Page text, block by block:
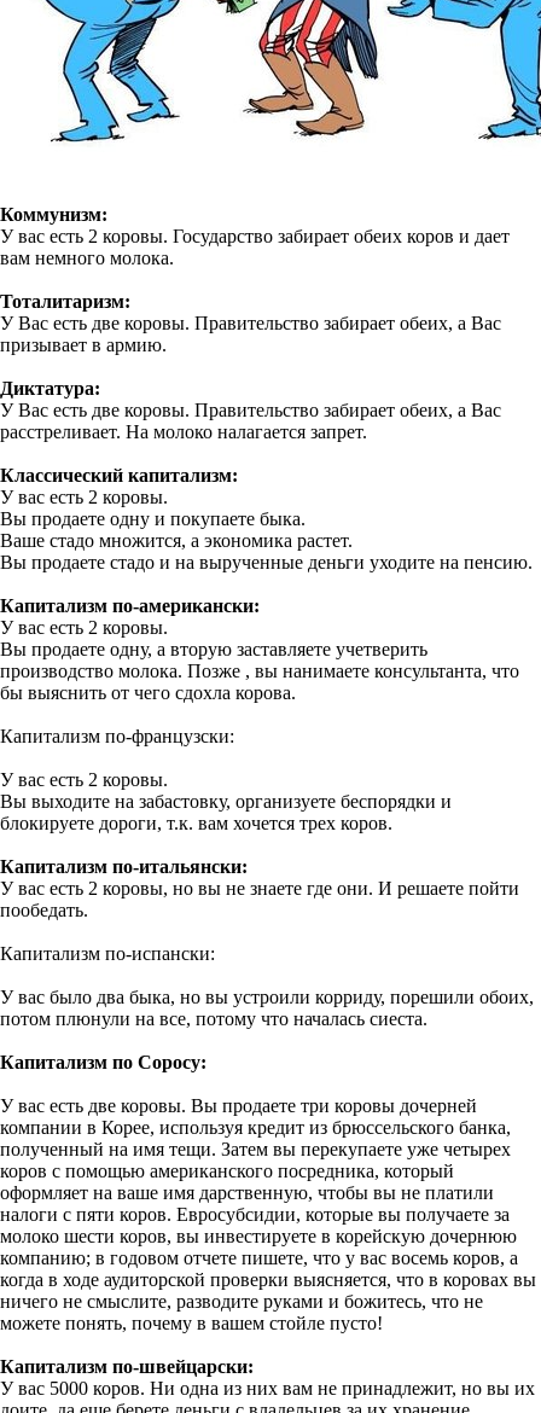
Коммунизм:
У вас есть 2 коровы. Государство забирает обеих коров и дает
вам немного молока.
Тоталитаризм:
У Вас есть две коровы. Правительство забирает обеих, а Вас
призывает в армию.
Диктатура:
У Вас есть две коровы. Правительство забирает обеих, а Вас
расстреливает. На молоко налагается запрет.
Классический капитализм:
У вас есть 2 коровы.
Вы продаете одну и покупаете быка.
Ваше стадо множится, а экономика растет.
Вы продаете стадо и на вырученные деньги уходите на пенсию.
Капитализм по-американски:
У вас есть 2 коровы.
Вы продаете одну, а вторую заставляете учетверить
производство молока. Позже , вы нанимаете консультанта, что
бы выяснить от чего сдохла корова.
Капитализм по-французски:
У вас есть 2 коровы.
Вы выходите на забастовку, организуете беспорядки и
блокируете дороги, т.к. вам хочется трех коров.
Капитализм по-итальянски:
У вас есть 2 коровы, но вы не знаете где они. И решаете пойти
пообедать.
Капитализм по-испански:
У вас было два быка, но вы устроили корриду, порешили обоих,
потом плюнули на все, потому что началась сиеста.
Капитализм по Соросу:
У вас есть две коровы. Вы продаете три коровы дочерней
компании в Корее, используя кредит из брюссельского банка,
полученный на имя тещи. Затем вы перекупаете уже четырех
коров с помощью американского посредника, который
оформляет на ваше имя дарственную, чтобы вы не платили
налоги с пяти коров. Евросубсидии, которые вы получаете за
молоко шести коров, вы инвестируете в корейскую дочернюю
компанию; в годовом отчете пишете, что у вас восемь коров, а
когда в ходе аудиторской проверки выясняется, что в коровах вы
ничего не смыслите, разводите руками и божитесь, что не
можете понять, почему в вашем стойле пусто!
Капитализм по-швейцарски:
У вас 5000 коров. Ни одна из них вам не принадлежит, но вы их